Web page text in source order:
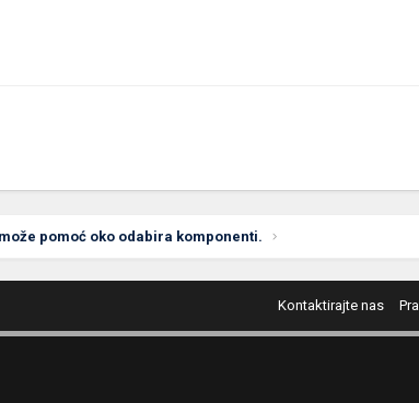
pomoć oko odabira komponenti.
Kontaktirajte nas